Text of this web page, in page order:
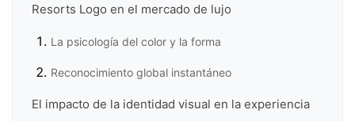
Resorts Logo en el mercado de lujo
La psicología del color y la forma
Reconocimiento global instantáneo
El impacto de la identidad visual en la experiencia